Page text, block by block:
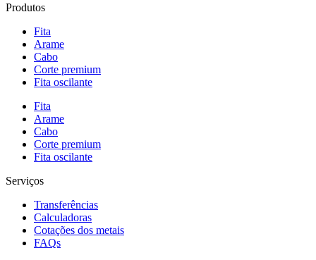
Produtos
Fita
Arame
Cabo
Corte premium
Fita oscilante
Fita
Arame
Cabo
Corte premium
Fita oscilante
Serviços
Transferências
Calculadoras
Cotações dos metais
FAQs